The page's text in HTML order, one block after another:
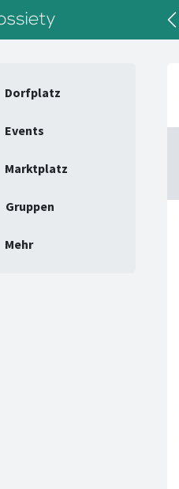
Dorfplatz
Events
Marktplatz
Gruppen
Mehr